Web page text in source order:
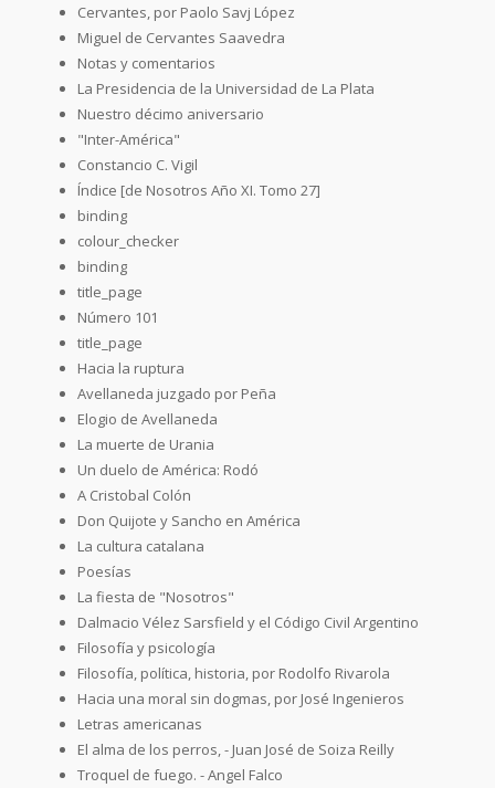
Cervantes, por Paolo Savj López
Miguel de Cervantes Saavedra
Notas y comentarios
La Presidencia de la Universidad de La Plata
Nuestro décimo aniversario
"Inter-América"
Constancio C. Vigil
Índice [de Nosotros Año XI. Tomo 27]
binding
colour_checker
binding
title_page
Número 101
title_page
Hacia la ruptura
Avellaneda juzgado por Peña
Elogio de Avellaneda
La muerte de Urania
Un duelo de América: Rodó
A Cristobal Colón
Don Quijote y Sancho en América
La cultura catalana
Poesías
La fiesta de "Nosotros"
Dalmacio Vélez Sarsfield y el Código Civil Argentino
Filosofía y psicología
Filosofía, política, historia, por Rodolfo Rivarola
Hacia una moral sin dogmas, por José Ingenieros
Letras americanas
El alma de los perros, - Juan José de Soiza Reilly
Troquel de fuego. - Angel Falco